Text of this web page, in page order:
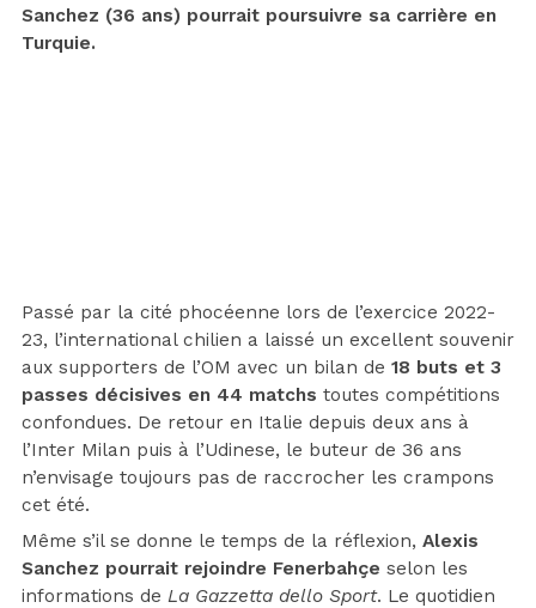
Sanchez (36 ans) pourrait poursuivre sa carrière en
Turquie.
Passé par la cité phocéenne lors de l’exercice 2022-
23, l’international chilien a laissé un excellent souvenir
aux supporters de l’OM avec un bilan de 18 buts et 3
passes décisives en 44 matchs toutes compétitions
confondues. De retour en Italie depuis deux ans à
l’Inter Milan puis à l’Udinese, le buteur de 36 ans
n’envisage toujours pas de raccrocher les crampons
cet été.
Même s’il se donne le temps de la réflexion, Alexis
Sanchez pourrait rejoindre Fenerbahçe selon les
informations de La Gazzetta dello Sport. Le quotidien